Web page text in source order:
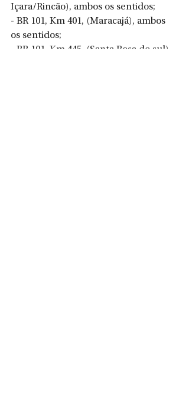
Içara/Rincão), ambos os sentidos;
- BR 101, Km 401, (Maracajá), ambos
os sentidos;
- BR 101, Km 445, (Santa Rosa do sul),